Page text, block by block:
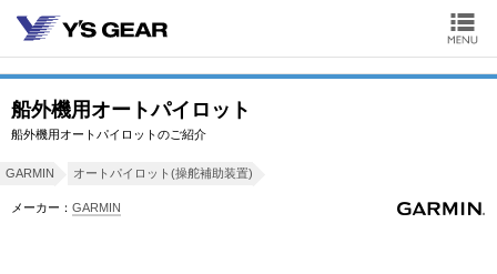
船外機用オートパイロット
船外機用オートパイロットのご紹介
GARMIN オートパイロット(操舵補助装置)
メーカー： GARMIN